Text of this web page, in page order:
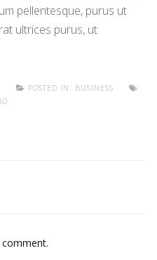
pellentesque, purus ut
ultrices purus, ut
POSTED IN: BUSINESS